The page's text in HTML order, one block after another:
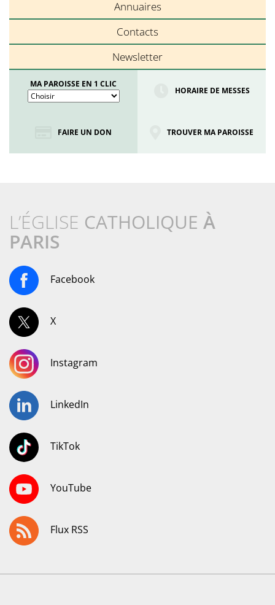
Annuaires
Contacts
Newsletter
MA PAROISSE EN 1 CLIC
HORAIRE DE MESSES
FAIRE UN DON TROUVER MA PAROISSE
L’ÉGLISE CATHOLIQUE À
PARIS
Facebook
X
Instagram
LinkedIn
TikTok
YouTube
Flux RSS